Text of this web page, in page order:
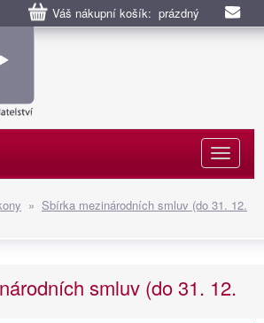
Váš nákupní košík: prázdný
» Sbírka mezinárodních smluv (do 31. 12.
smluv (do 31. 12.